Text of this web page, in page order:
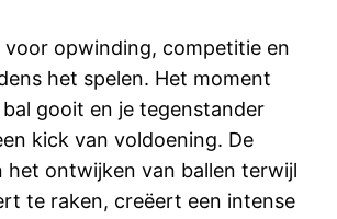
opwinding, competitie en
het spelen. Het moment
gooit en je tegenstander
kick van voldoening. De
het ontwijken van ballen terwijl
te raken, creëert een intense